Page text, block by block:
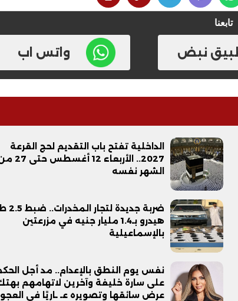
تابعنا
نبض واتس اب
الداخلية تفتح باب التقديم لحج القرعة
2027.. الأربعاء 12 أغسطس
الشهر نفسه
ضربة جديدة
هيدرو بـ1.4 مليار جنيه في مزرعتين
بالإسماعيلية
نفس يوم النطق بالإعدام.. مد أجل
على سارة خليفة وآخرين لاتهامهم
عرض سائقها وتصويره عـ ـاريًا فى
تحفة معمارية بتكلفة تجاوزت 20
فيديو
عماد سائق التريلا مع والدته
تصدره التريند| فيديو